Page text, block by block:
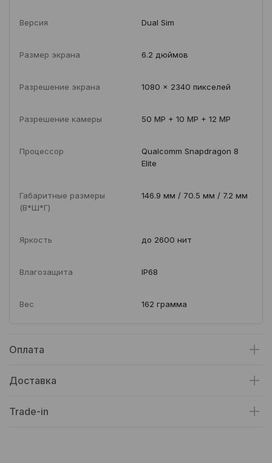
Версия Dual Sim
Размер экрана 6.2 дюймов
Разрешение экрана 1080 x 2340 пикселей
Разрешение камеры 50 MP + 10 MP + 12 MP
Процессор
Qualcomm Snapdragon 8
Elite
Габаритные размеры
(В*Ш*Г)
146.9 мм / 70.5 мм / 7.2 мм
Яркость до 2600 нит
Влагозащита IP68
Вес 162 грамма
Оплата
Доставка
Trade-in